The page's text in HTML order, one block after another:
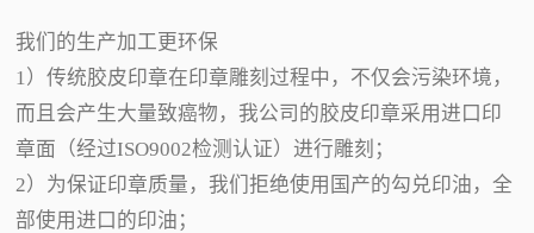
我们的生产加工更环保
1）传统胶皮印章在印章雕刻过程中，不仅会污染环境，
而且会产生大量致癌物，我公司的胶皮印章采用进口印
章面（经过ISO9002检测认证）进行雕刻；
2）为保证印章质量，我们拒绝使用国产的勾兑印油，全
部使用进口的印油；